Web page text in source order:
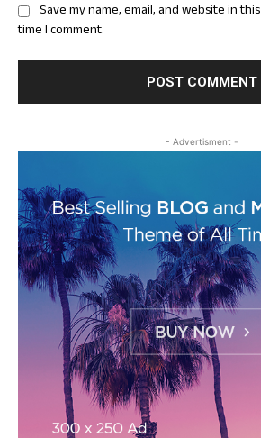
Save my name, email, and website in
time I comment.
- Advertisment -